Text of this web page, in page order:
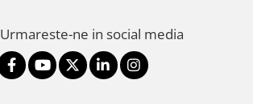
Urmareste-ne in social media